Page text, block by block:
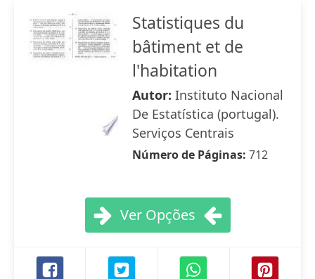
Statistiques du
bâtiment et de
l'habitation
Autor: Instituto Nacional
De Estatística (portugal).
Serviços Centrais
Número de Páginas: 712
Ver Opções